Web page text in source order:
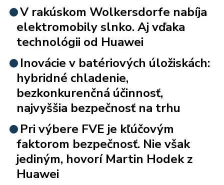
V rakúskom Wolkersdorfe nabíja
elektromobily slnko. Aj vďaka
technológii od Huawei
Inovácie v batériových úložiskách:
hybridné chladenie,
bezkonkurenčná účinnosť,
najvyššia bezpečnosť na trhu
Pri výbere FVE je kľúčovým
faktorom bezpečnosť. Nie však
jediným, hovorí Martin Hodek z
Huawei